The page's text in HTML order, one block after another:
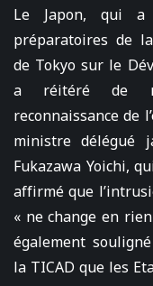
Le Japon, qui a
préparatoires de
de Tokyo sur le
a réitéré de
reconnaissance de
ministre délégué
Fukazawa Yoichi,
affirmé que
« ne change en
également
la TICAD que les